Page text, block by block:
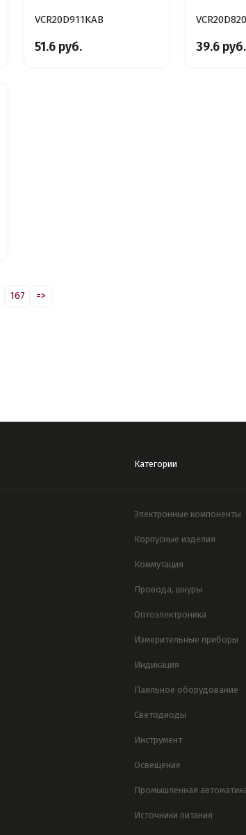
VCR20D911KAB
51.6 руб. 39.6 руб.
167 =>
Категории
Электронные компоненты
Корпусные изделия
Коммутация
Провода, шнуры
Оптоэлектроника
Измерительные приборы
Индикация
Паяльное оборудование
Светодиоды
Инструмент
Освещение
Промышленная
Источники питания